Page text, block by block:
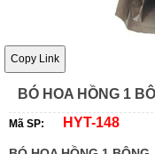
Copy Link
BÓ HOA HỒNG 1
Mã SP: HYT-148